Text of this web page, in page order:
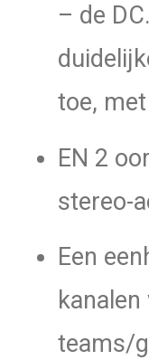
– de
toe,
EN 2
stereo-
Een
teams/